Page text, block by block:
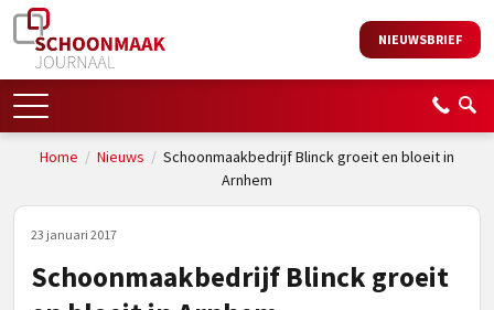
NIEUWSBRIEF
Home / Nieuws / Schoonmaakbedrijf Blinck groeit en bloeit in
Arnhem
23 januari 2017
Schoonmaakbedrijf Blinck groeit